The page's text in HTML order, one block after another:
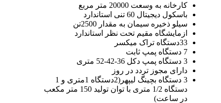
کارخانه به وسعت 20000 متر مربع
باسکول دیجیتال 60 تنی استاندارد
سیلو ذخیره سیمان به مقدار 2500تن
ازمایشگاه مقیم تحت نظر استاندارد
33دستگاه تراک میکسر
7 دستگاه پمپ ثابت
3 دستگاه پمپ دکل 36-42-52 متری
دارای مجوز تردد در روز
3 دستگاه بچینگ لیپهر(2دستگاه 1متری و 1
دستگاه 1/2 متری با توان تولید 150 متر مکعب
در ساعت)